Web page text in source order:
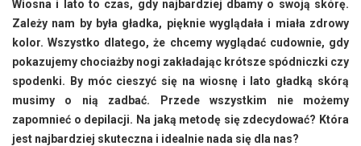
Wiosna i lato to czas, gdy najbardziej dbamy o swoją skórę.
Zależy nam by była gładka, pięknie wyglądała i miała zdrowy
kolor. Wszystko dlatego, że chcemy wyglądać cudownie, gdy
pokazujemy chociażby nogi zakładając krótsze spódniczki czy
spodenki. By móc cieszyć się na wiosnę i lato gładką skórą
musimy o nią zadbać. Przede wszystkim nie możemy
zapomnieć o depilacji. Na jaką metodę się zdecydować? Która
jest najbardziej skuteczna i idealnie nada się dla nas?